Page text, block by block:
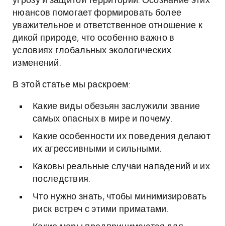
нюансов помогает формировать более
уважительное и ответственное отношение к
дикой природе, что особенно важно в
условиях глобальных экологических
изменений.
В этой статье мы раскроем:
Какие виды обезьян заслужили звание
самых опасных в мире и почему.
Какие особенности их поведения делают
их агрессивными и сильными.
Каковы реальные случаи нападений и их
последствия.
Что нужно знать, чтобы минимизировать
риск встреч с этими приматами.